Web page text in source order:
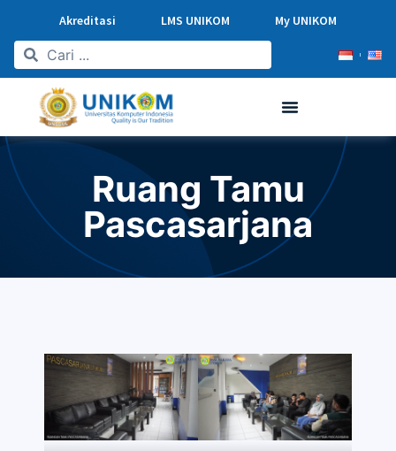
Akreditasi LMS UNIKOM My UNIKOM
Ruang Tamu
Pascasarjana